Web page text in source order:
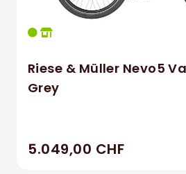
Riese & Müller Nevo5
Grey
5.049,00 CHF